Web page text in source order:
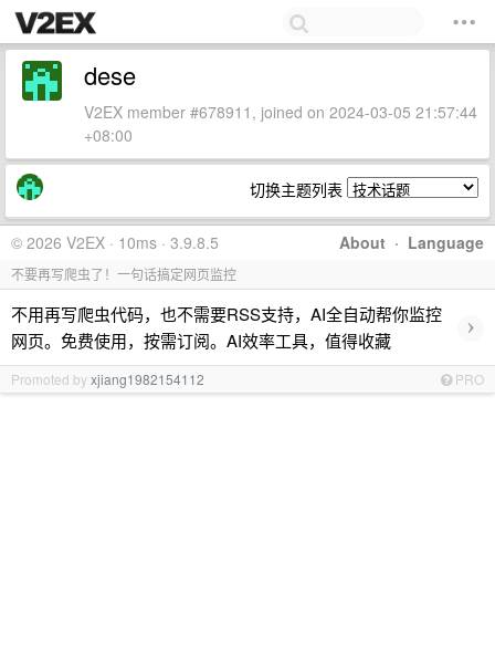
dese
V2EX member #678911, joined on 2024-03-05 21:57:44
+08:00
切换主题列表
About · Language
© 2026 V2EX · 10ms · 3.9.8.5
不要再写爬虫了！一句话搞定网页监控
不用再写爬虫代码，也不需要RSS支持，AI全自动帮你监控
网页。免费使用，按需订阅。AI效率工具，值得收藏
›
Promoted byxjiang1982154112 PRO